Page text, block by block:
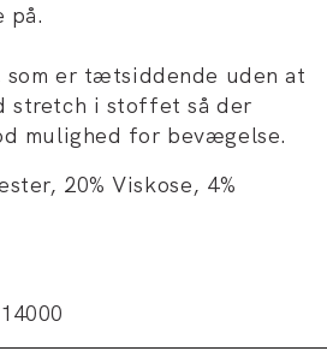
på.
er tætsiddende uden at
stretch i stoffet så der
mulighed for bevægelse.
20% Viskose, 4%